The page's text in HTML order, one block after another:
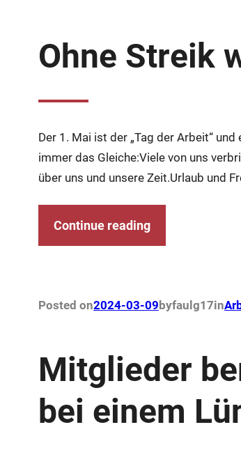
Ohne Streik
Der 1. Mai ist der „Tag der Arbeit“
immer das Gleiche:Viele von uns
über uns und unsere Zeit.Urlaub und
Continue reading
Posted on2024-03-09 byfaulg17in
Mitglieder
bei einem